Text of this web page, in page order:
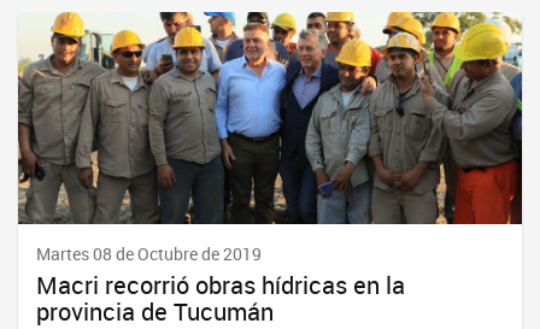
Martes 08 de Octubre de 2019
Macri recorrió obras hídricas en la
provincia de Tucumán